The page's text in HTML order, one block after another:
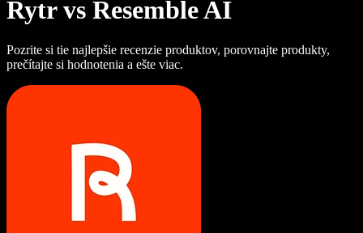
Rytr vs Resemble AI
Pozrite si tie najlepšie recenzie produktov, porovnajte produkty,
prečítajte si hodnotenia a ešte viac.